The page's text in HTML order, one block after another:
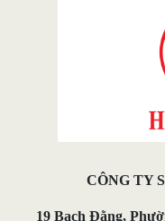
CÔNG TY
19 Bạch Đằng,